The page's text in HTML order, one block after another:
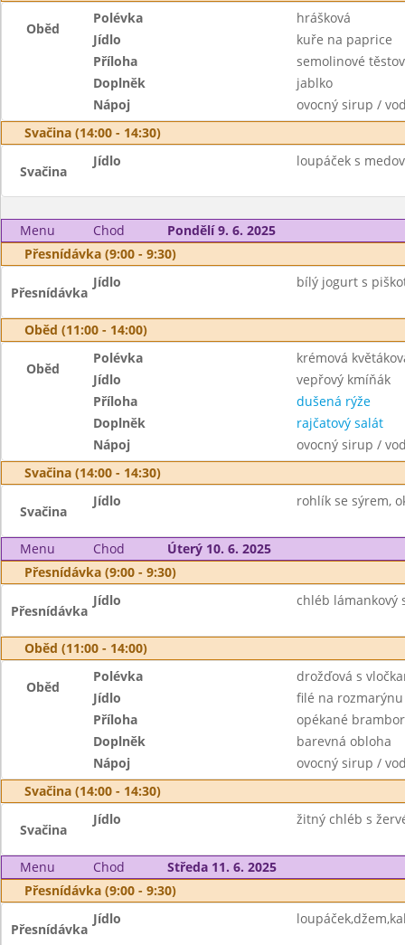
Oběd
Polévka
hrášková
Jídlo
kuře na paprice
Příloha
semolinové
Doplněk
jablko
Nápoj
ovocný sirup /
Svačina (14:00 - 14:30)
Svačina
Jídlo loupáček s
Menu Chod
Pondělí 9. 6. 2025
Přesnídávka (9:00 - 9:30)
Přesnídávka
Jídlo bílý jogurt s
Oběd (11:00 - 14:00)
Oběd
Polévka
krémová
Jídlo
vepřový kmíňák
Příloha
dušená rýže
Doplněk
rajčatový salát
Nápoj
ovocný sirup /
Svačina (14:00 - 14:30)
Svačina
Jídlo rohlík se sýrem,
Menu Chod
Úterý 10. 6. 2025
Přesnídávka (9:00 - 9:30)
Přesnídávka
Jídlo chléb lámankový
Oběd (11:00 - 14:00)
Oběd
Polévka
drožďová s
Jídlo
filé na rozmarýnu
Příloha
opékané
Doplněk
barevná obloha
Nápoj
ovocný sirup /
Svačina (14:00 - 14:30)
Svačina
Jídlo žitný chléb s
Menu Chod
Středa 11. 6. 2025
Přesnídávka (9:00 - 9:30)
Přesnídávka
Jídlo